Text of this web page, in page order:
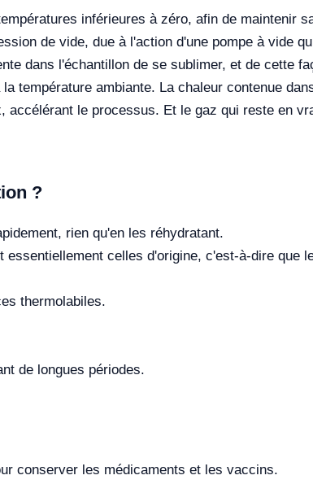
inférieures à zéro, afin de maintenir
de vide, due à l'action d'une pompe à vide
dans l'échantillon de se sublimer, et de cette
température ambiante. La chaleur contenue
accélérant le processus. Et le gaz qui reste en
?
rien qu'en les réhydratant.
celles d'origine, c'est-à-dire que
thermolabiles.
de longues périodes.
conserver les médicaments et les vaccins.